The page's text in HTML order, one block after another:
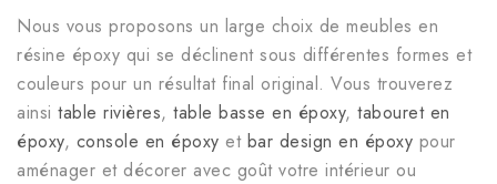
Nous vous proposons un large choix de meubles en
résine époxy qui se déclinent sous différentes formes et
couleurs pour un résultat final original. Vous trouverez
ainsi table rivières, table basse en époxy, tabouret en
époxy, console en époxy et bar design en époxy pour
aménager et décorer avec goût votre intérieur ou